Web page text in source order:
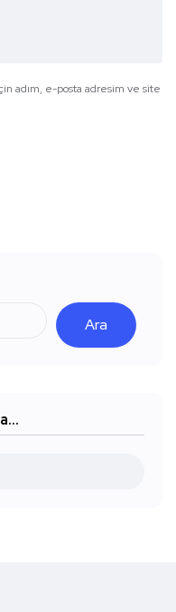
adım, e-posta adresim ve site
Ara